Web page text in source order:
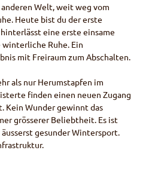
Welt, weit weg vom
Heute bist du der erste
eine erste einsame
winterliche Ruhe. Ein
mit Freiraum zum Abschalten.
als nur Herumstapfen im
finden einen neuen Zugang
Kein Wunder gewinnt das
grösserer Beliebtheit. Es ist
gesunder Wintersport.